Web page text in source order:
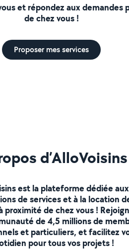
et répondez aux demandes
de chez vous !
Proposer mes services
d’AlloVoisins
est la plateforme dédiée aux
de services et à la location
proximité de chez vous !
de 4,5 millions de
et particuliers, et facilitez
pour tous vos projets !